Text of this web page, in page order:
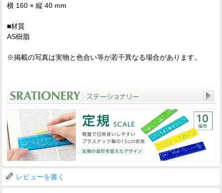
横 160 × 縦 40 mm
■材質
AS樹脂
※掲載の写真は実物と色合い等が若干異なる場合があります。
レビューを書く